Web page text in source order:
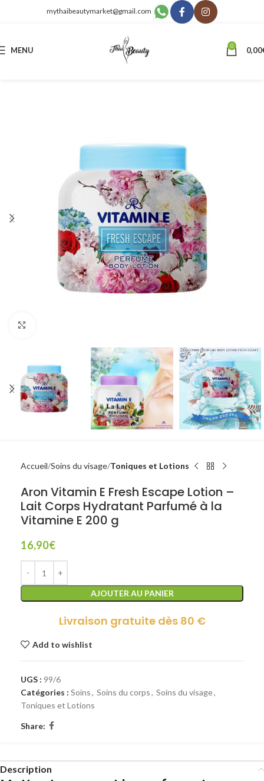
mythaibeautymarket@gmail.com
MENU 0 0,00
Accueil Soins du visage Toniques et Lotions
Aron Vitamin E Fresh Escape Lotion –
Lait Corps Hydratant Parfumé à la
Vitamine E 200 g
16,90€
AJOUTER AU PANIER
Livraison gratuite dès 80 €
Add to wishlist
UGS : 99/6
Catégories : Soins, Soins du corps, Soins du visage,
Toniques et Lotions
Share:
Description